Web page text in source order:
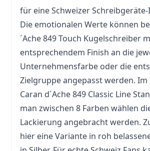
für eine Schweizer
Die emotionalen Werte können
´Ache 849 Touch Kugelschreiber
entsprechendem Finish an die
Unternehmensfarbe oder die
Zielgruppe angepasst werden. Im
Caran d´Ache 849 Classic Line
man zwischen 8 Farben wählen
Lackierung angebracht werden.
hier eine Variante in roh